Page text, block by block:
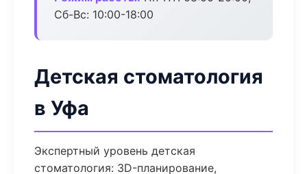
Сб-Вс: 10:00-18:00
Детская стоматология
в Уфа
Экспертный уровень детская
стоматология: 3D-планирование,